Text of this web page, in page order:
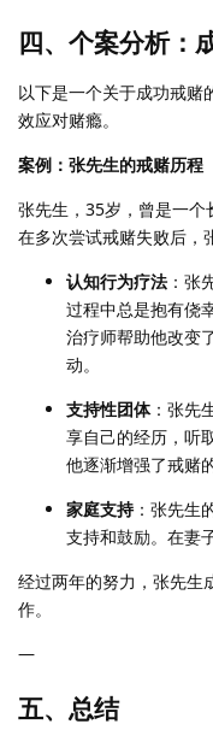
四、个案分析：
以下是一个关于成功戒赌
效应对赌瘾。
案例：张先生的戒赌历程
张先生，35岁，曾是一个
在多次尝试戒赌失败后，
认知行为疗法 ：张
过程中总是抱有侥
治疗师帮助他改变
动。
支持性团体：张先
享自己的经历，听
他逐渐增强了戒赌
家庭支持：张先生
支持和鼓励。在妻
经过两年的努力，张先生
作。
—
五、总结